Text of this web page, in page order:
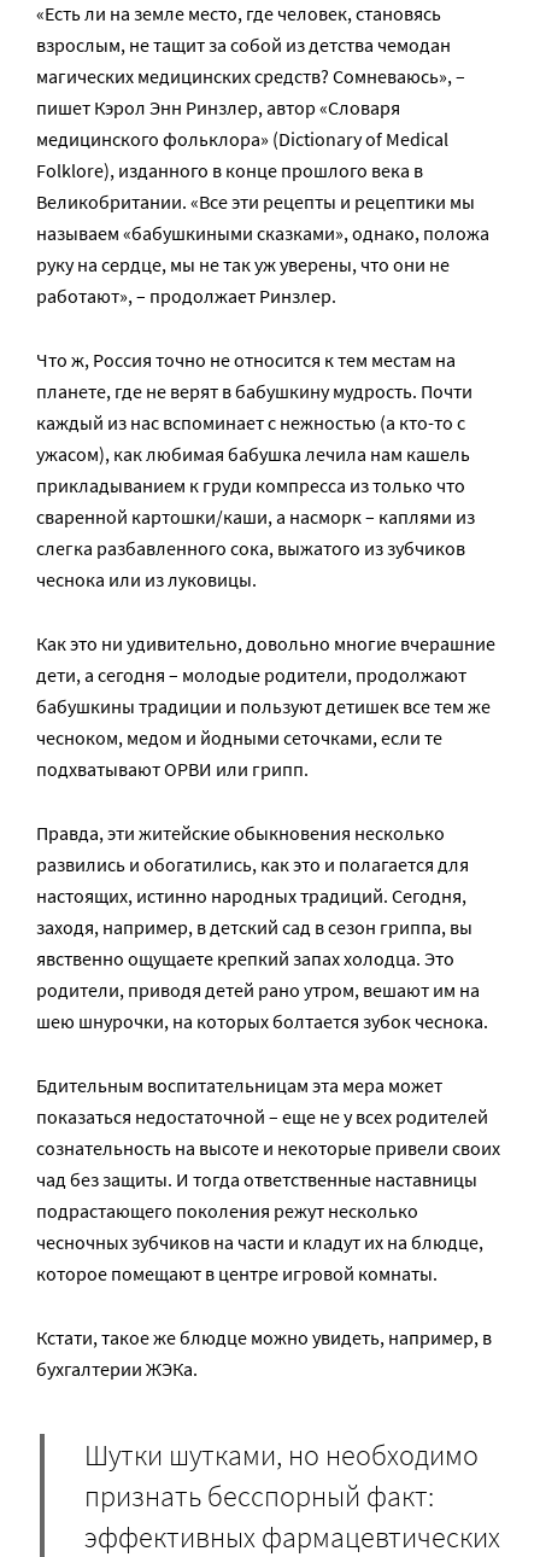
«Есть ли на земле место, где человек, становясь
взрослым, не тащит за собой из детства чемодан
магических медицинских средств? Сомневаюсь», –
пишет Кэрол Энн Ринзлер, автор «Словаря
медицинского фольклора» (Dictionary of Medical
Folklore), изданного в конце прошлого века в
Великобритании. «Все эти рецепты и рецептики мы
называем «бабушкиными сказками», однако, положа
руку на сердце, мы не так уж уверены, что они не
работают», – продолжает Ринзлер.
Что ж, Россия точно не относится к тем местам на
планете, где не верят в бабушкину мудрость. Почти
каждый из нас вспоминает с нежностью (а кто-то с
ужасом), как любимая бабушка лечила нам кашель
прикладыванием к груди компресса из только что
сваренной картошки/каши, а насморк – каплями из
слегка разбавленного сока, выжатого из зубчиков
чеснока или из луковицы.
Как это ни удивительно, довольно многие вчерашние
дети, а сегодня – молодые родители, продолжают
бабушкины традиции и пользуют детишек все тем же
чесноком, медом и йодными сеточками, если те
подхватывают ОРВИ или грипп.
Правда, эти житейские обыкновения несколько
развились и обогатились, как это и полагается для
настоящих, истинно народных традиций. Сегодня,
заходя, например, в детский сад в сезон гриппа, вы
явственно ощущаете крепкий запах холодца. Это
родители, приводя детей рано утром, вешают им на
шею шнурочки, на которых болтается зубок чеснока.
Бдительным воспитательницам эта мера может
показаться недостаточной – еще не у всех родителей
сознательность на высоте и некоторые привели своих
чад без защиты. И тогда ответственные наставницы
подрастающего поколения режут несколько
чесночных зубчиков на части и кладут их на блюдце,
которое помещают в центре игровой комнаты.
Кстати, такое же блюдце можно увидеть, например, в
бухгалтерии ЖЭКа.
Шутки шутками, но необходимо
признать бесспорный факт:
эффективных фармацевтических